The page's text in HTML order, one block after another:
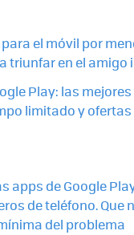
el móvil por
triunfar en el amigo
Play: las
limitado y
apps de Google
de teléfono. Que
del problema